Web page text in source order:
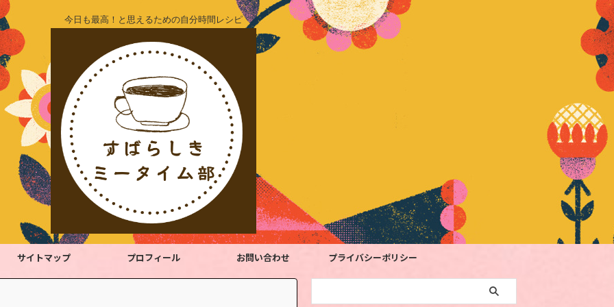
今日も最高！と思えるための自分時間レシピ
サイトマップ プロフィール お問い合わせ プライバシーポリシー